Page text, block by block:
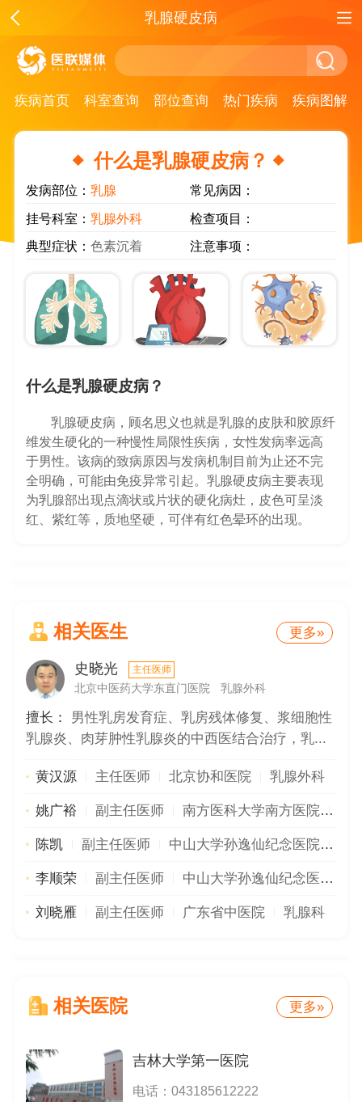
乳腺硬皮病
疾病首页 科室查询 部位查询 热门疾病 疾病图解
什么是乳腺硬皮病？
发病部位：乳腺 常见病因：
挂号科室：乳腺外科 检查项目：
典型症状：色素沉着 注意事项：
什么是乳腺硬皮病？
乳腺硬皮病，顾名思义也就是乳腺的皮肤和胶原纤
维发生硬化的一种慢性局限性疾病，女性发病率远高
于男性。该病的致病原因与发病机制目前为止还不完
全明确，可能由免疫异常引起。乳腺硬皮病主要表现
为乳腺部出现点滴状或片状的硬化病灶，皮色可呈淡
红、紫红等，质地坚硬，可伴有红色晕环的出现。
相关医生 更多»
史晓光 主任医师
北京中医药大学东直门医院 乳腺外科
擅长：
男性乳房发育症、乳房残体修复、浆细胞性
乳腺炎、肉芽肿性乳腺炎的中西医结合治疗，乳...
黄汉源 主任医师 北京协和医院 乳腺外科
姚广裕 副主任医师 南方医科大学南方医院
陈凯 副主任医师 中山大学孙逸仙纪念医院
李顺荣 副主任医师 中山大学孙逸仙纪念医院
刘晓雁 副主任医师 广东省中医院 乳腺科
相关医院 更多»
吉林大学第一医院
电话： 043185612222